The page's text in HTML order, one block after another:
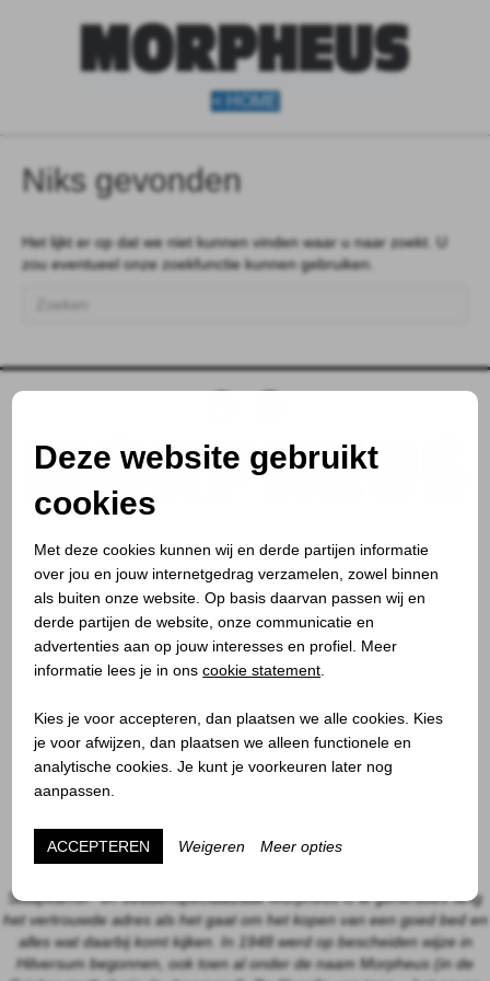
< HOME
Niks gevonden
Het lijkt er op dat we niet kunnen vinden waar u naar zoekt. U
zou eventueel onze zoekfunctie kunnen gebruiken.
Vaartweg 4
1211 JH Hilversum
035-6247194
1000 m² showroom
Morpheus Bilthoven
3722 GE Bilthoven
030-2287451
600 m² showroom
Morpheus Utrecht
030-2314984
Slaapkamer- en beddenspeciaalzaak Morpheus is al generaties lang
het vertrouwde adres als het gaat om het kopen van een goed bed en
alles wat daarbij komt kijken. In 1948 werd op bescheiden wijze in
Hilversum begonnen, ook toen al onder de naam Morpheus (in de
Deze website gebruikt
cookies
Met deze cookies kunnen wij en derde partijen informatie
over jou en jouw internetgedrag verzamelen, zowel binnen
als buiten onze website. Op basis daarvan passen wij en
derde partijen de website, onze communicatie en
advertenties aan op jouw interesses en profiel. Meer
informatie lees je in onscookie statement
Kies je voor accepteren, dan plaatsen we alle cookies. Kies
je voor afwijzen, dan plaatsen we alleen functionele en
analytische cookies. Je kunt je voorkeuren later nog
aanpassen.
ACCEPTEREN Weigeren Meer opties